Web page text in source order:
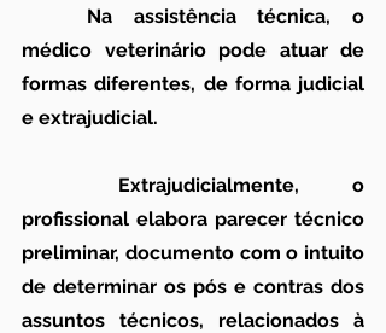
médico veterinário pode atuar de
formas diferentes, de forma judicial
e extrajudicial.
profissional elabora parecer técnico
preliminar, documento com o intuito
de determinar os pós e contras dos
assuntos técnicos, relacionados à